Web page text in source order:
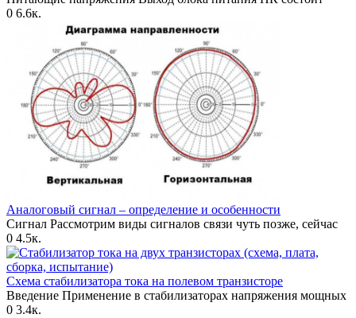
0 6.6к.
Аналоговый сигнал – определение и особенности
Сигнал Рассмотрим виды сигналов связи чуть позже, сейчас
0 4.5к.
Схема стабилизатора тока на полевом транзисторе
Введение Применение в стабилизаторах напряжения мощных
0 3.4к.